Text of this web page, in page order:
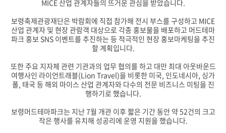
MICE 산업 관계자들의 뜨거운 관심을 받았습니다.
보령축제관광재단은 박람회에 직접 참가해 전시 부스를 구성하고 MICE
산업 관계자 및 현장 관람객 대상으로 각종 홍보물을 배포하고 머드테마
파크 홍보 SNS 이벤트를 추진하는 등 적극적인 현장 홍보마케팅을 추진
할 계획입니다.
또한 주요 지자체 관련 기관과의 업무 협의를 하고 대만 최대 아웃바운드
여행사인 라이언트래블(Lion Travel)을 비롯한 미국, 인도네시아, 싱가
폴, 태국 등 해외 마이스 산업 관계자와 다수의 전문 비즈니스 미팅을 진
행하기로 했습니다.
보령머드테마파크는 지난 7월 개관 이후 짧은 기간 동안 약 52건의 크고
작은 행사를 유치해 성공리에 운영 지원을 했습니다.